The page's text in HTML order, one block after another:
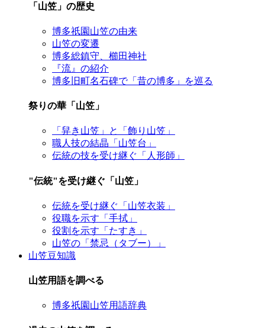
「山笠」の歴史
博多祇園山笠の由来
山笠の変遷
博多総鎮守、櫛田神社
『流』の紹介
博多旧町名石碑で「昔の博多」を巡る
祭りの華「山笠」
「舁き山笠」と「飾り山笠」
職人技の結晶「山笠台」
伝統の技を受け継ぐ「人形師」
"伝統"を受け継ぐ「山笠」
伝統を受け継ぐ「山笠衣装」
役職を示す「手拭」
役割を示す「たすき」
山笠の「禁忌（タブー）」
山笠豆知識
山笠用語を調べる
博多祇園山笠用語辞典